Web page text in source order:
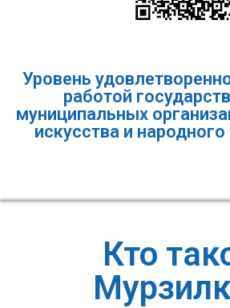
Уровень
работой
муниципальных
искусства и
Кто